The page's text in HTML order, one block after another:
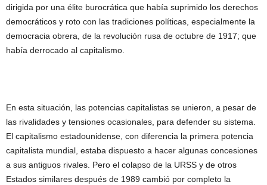
dirigida por una élite burocrática que había suprimido los derechos
democráticos y roto con las tradiciones políticas, especialmente la
democracia obrera, de la revolución rusa de octubre de 1917; que
había derrocado al capitalismo.
En esta situación, las potencias capitalistas se unieron, a pesar de
las rivalidades y tensiones ocasionales, para defender su sistema.
El capitalismo estadounidense, con diferencia la primera potencia
capitalista mundial, estaba dispuesto a hacer algunas concesiones
a sus antiguos rivales. Pero el colapso de la URSS y de otros
Estados similares después de 1989 cambió por completo la